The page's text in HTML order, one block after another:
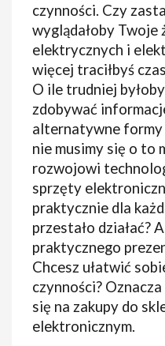
czynności. Czy
wyglądałoby Twoje
elektrycznych i
więcej traciłbyś
O ile trudniej
zdobywać
alternatywne formy
nie musimy się o to
rozwojowi
sprzęty
praktycznie dla
przestało działać?
praktycznego
Chcesz ułatwić
czynności?
się na zakupy do
elektronicznym.